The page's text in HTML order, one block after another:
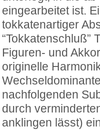
eingearbeitet ist.
tokkatenartiger
“Tokkatenschluß”
Figuren- und
originelle
nachfolgenden
durch
anklingen lässt)